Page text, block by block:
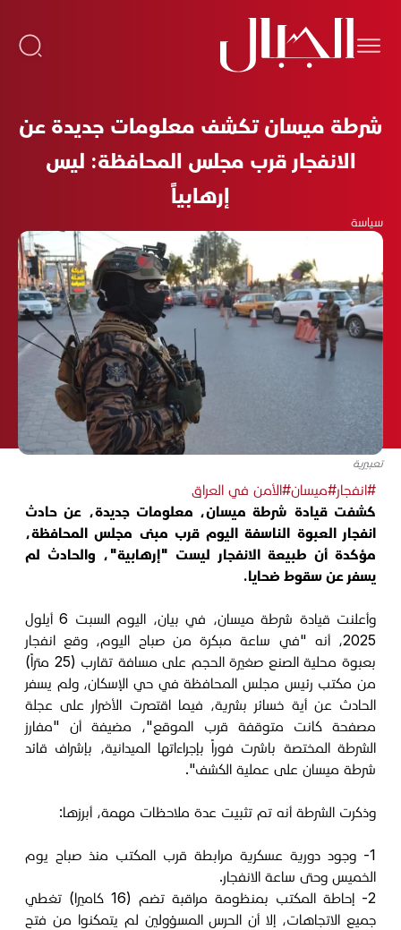
شرطة ميسان تكشف معلومات جديدة عن
الانفجار قرب مجلس المحافظة: ليس
إرهابياً
سياسة
تعبيرية
#انفجار#ميسان#الأمن في العراق
كشفت قيادة شرطة ميسان، معلومات جديدة، عن حادث
انفجار العبوة الناسفة اليوم قرب مبنى مجلس المحافظة،
مؤكدة أن طبيعة الانفجار ليست "إرهابية"، والحادث لم
يسفر عن سقوط ضحايا.
وأعلنت قيادة شرطة ميسان، في بيان، اليوم السبت 6 أيلول
2025، أنه "في ساعة مبكرة من صباح اليوم، وقع انفجار
بعبوة محلية الصنع صغيرة الحجم على مسافة تقارب (25 متراً)
من مكتب رئيس مجلس المحافظة في حي الإسكان، ولم يسفر
الحادث عن أية خسائر بشرية، فيما اقتصرت الأضرار على عجلة
مصفحة كانت متوقفة قرب الموقع"، مضيفة أن "مفارز
الشرطة المختصة باشرت فوراً بإجراءاتها الميدانية، بإشراف قائد
شرطة ميسان على عملية الكشف".
وذكرت الشرطة أنه تم تثبيت عدة ملاحظات مهمة، أبرزها:
1- وجود دورية عسكرية مرابطة قرب المكتب منذ صباح يوم
الخميس وحتى ساعة الانفجار.
2- إحاطة المكتب بمنظومة مراقبة تضم (16 كاميرا) تغطي
جميع الاتجاهات، إلا أن الحرس المسؤولين لم يتمكنوا من فتح